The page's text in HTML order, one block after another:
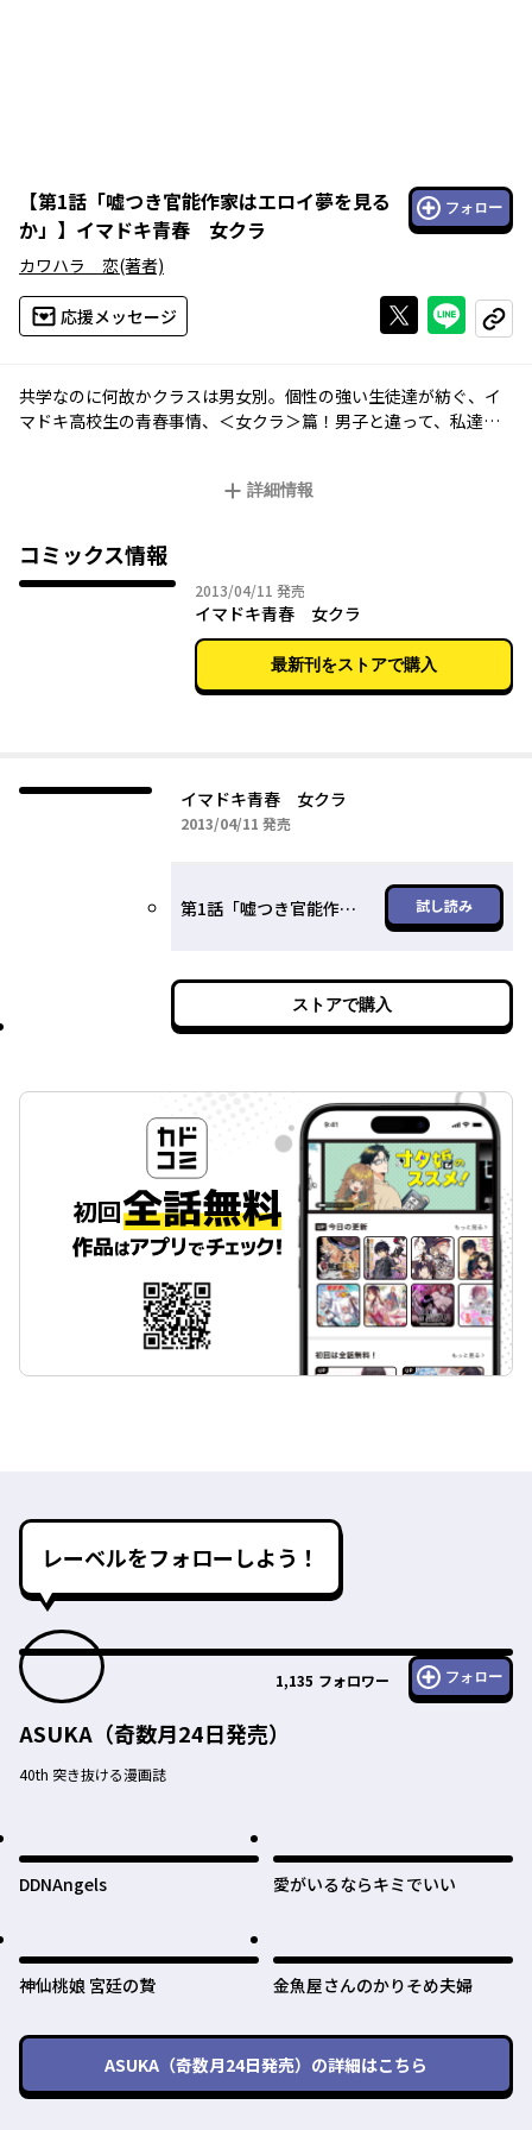
【第1話「嘘つき官能作家はエロイ夢を見る
か」 】 イマドキ青春 女クラ
フォロー
カワハラ 恋(著者)
応援メッセージ Xで投稿する
ライン
コピー
共学なのに何故かクラスは男女別。個性の強い生徒達が紡ぐ、イ
マドキ高校生の青春事情、＜女クラ＞篇！男子と違って、私達は
詳細情報
コミックス情報
2013/04/11 2013年04月11日
発売
イマドキ青春 女クラ
最新刊をストアで購入
イマドキ青春 女クラ
2013/04/11 2013年04月11日
発売
第1話「嘘つき官能作家はエロイ夢を見るか」 試し読み
ストアで購入
レーベルをフォローしよう！
1,135 フォロワー フォロー
ASUKA（奇数月24日発売）
40th 突き抜ける漫画誌
DDNAngels 愛がいるならキミでいい
神仙桃娘 宮廷の贄 金魚屋さんのかりそめ夫婦
ASUKA（奇数月24日発売） の詳細はこちら